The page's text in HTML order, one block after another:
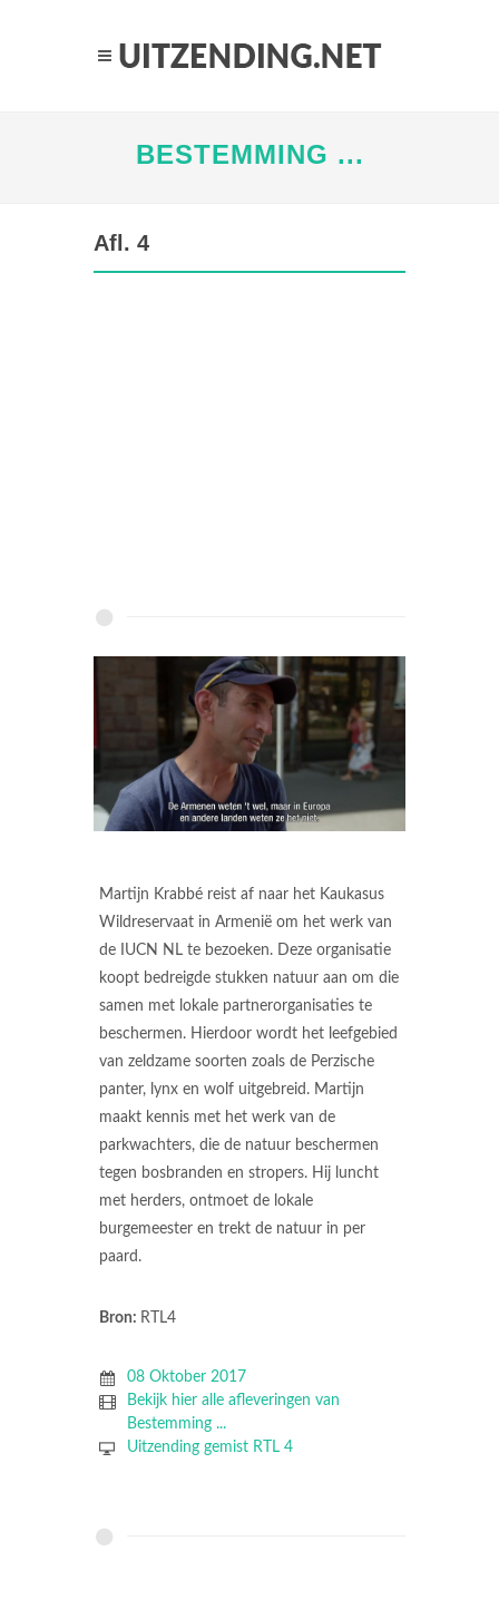
BESTEMMING ...
Afl. 4
Martijn Krabbé reist af naar het Kaukasus
Wildreservaat in Armenië om het werk van
de IUCN NL te bezoeken. Deze organisatie
koopt bedreigde stukken natuur aan om die
samen met lokale partnerorganisaties te
beschermen. Hierdoor wordt het leefgebied
van zeldzame soorten zoals de Perzische
panter, lynx en wolf uitgebreid. Martijn
maakt kennis met het werk van de
parkwachters, die de natuur beschermen
tegen bosbranden en stropers. Hij luncht
met herders, ontmoet de lokale
burgemeester en trekt de natuur in per
paard.
Bron: RTL4
08 Oktober 2017
Bekijk hier alle afleveringen van
Bestemming ...
Uitzending gemist RTL 4